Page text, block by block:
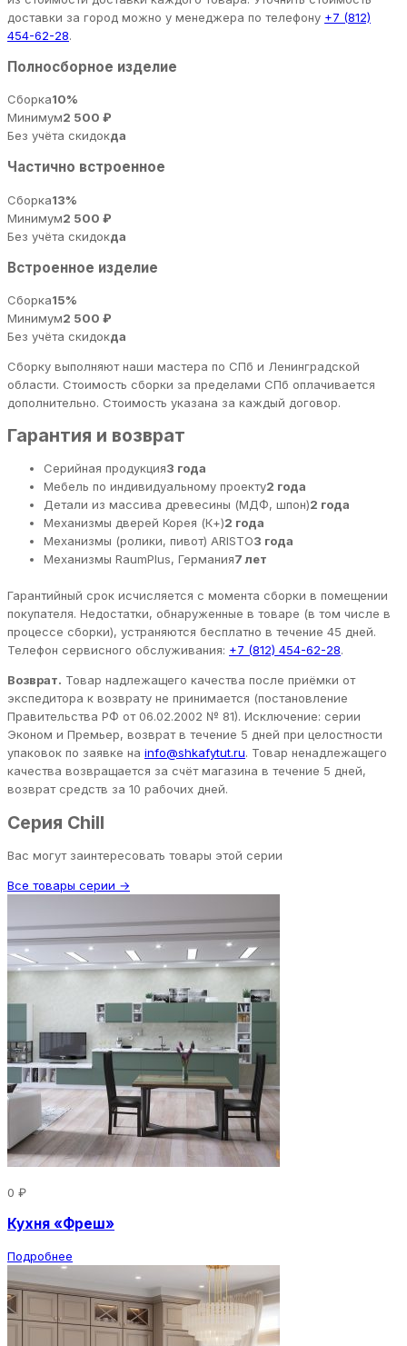
доставки за город можно у менеджера по телефону +7 (812)
454-62-28.
Полносборное изделие
Сборка10%
Минимум2 500 ₽
Без учёта скидокда
Частично встроенное
Сборка13%
Минимум2 500 ₽
Без учёта скидокда
Встроенное изделие
Сборка15%
Минимум2 500 ₽
Без учёта скидокда
Сборку выполняют наши мастера по СПб и Ленинградской
области. Стоимость сборки за пределами СПб оплачивается
дополнительно. Стоимость указана за каждый договор.
Гарантия и возврат
Серийная продукция3 года
Мебель по индивидуальному проекту2 года
Детали из массива древесины (МДФ, шпон)2 года
Механизмы дверей Корея (К+)2 года
Механизмы (ролики, пивот) ARISTO3 года
Механизмы RaumPlus, Германия7 лет
Гарантийный срок исчисляется с момента сборки в помещении
покупателя. Недостатки, обнаруженные в товаре (в том числе в
процессе сборки), устраняются бесплатно в течение 45 дней.
Телефон сервисного обслуживания: +7 (812) 454-62-28.
Возврат. Товар надлежащего качества после приёмки от
экспедитора к возврату не принимается (постановление
Правительства РФ от 06.02.2002 № 81). Исключение: серии
Эконом и Премьер, возврат в течение 5 дней при целостности
упаковок по заявке на info@shkafytut.ru. Товар ненадлежащего
качества возвращается за счёт магазина в течение 5 дней,
возврат средств за 10 рабочих дней.
Серия Chill
Вас могут заинтересовать товары этой серии
Все товары серии →
0 ₽
Кухня «Фреш»
Подробнее